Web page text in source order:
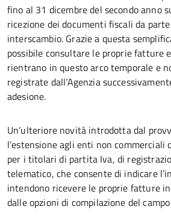
fino al 31 dicembre del secondo anno
ricezione dei documenti fiscali da
interscambio. Grazie a questa
possibile consultare le proprie fatture
rientrano in questo arco temporale e
registrate dall’Agenzia
adesione.
Un’ulteriore novità introdotta dal
l’estensione agli enti non
per i titolari di partita Iva, di
telematico, che consente di indicare
intendono ricevere le proprie fatture
dalle opzioni di compilazione del